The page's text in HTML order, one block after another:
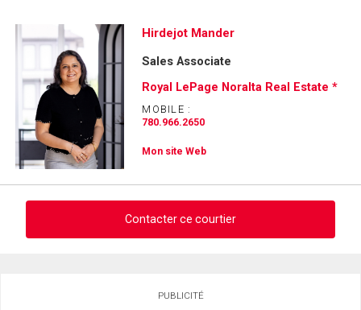
Demander des infos sur cette inscription
Prénom
et
Courriel
Téléphone
(Optionnel)
Hirdejot Mander
Sales Associate
Royal LePage Noralta Real Estate *
MOBILE :
780.966.2650
Mon site Web
Contacter ce courtier
PUBLICITÉ